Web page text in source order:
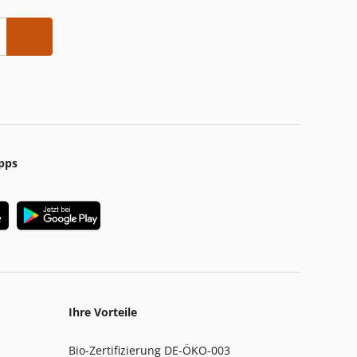
Ihre Vorteile
Bio-Zertifizierung DE-ÖKO-003